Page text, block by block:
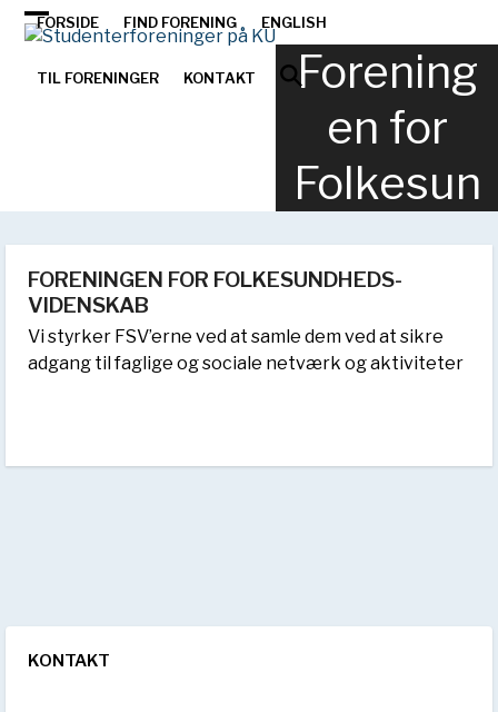
SkipFORSIDE FIND FORENING ENGLISH
TIL FORENINGER KONTAKT
Open
mobile
Close
mobile
Forening
en for
Folkesun
dheds-
videnska
b
FORENINGEN FOR FOLKESUNDHEDS-
VIDENSKAB
Vi styrker FSV’erne ved at samle dem ved at sikre
adgang til faglige og sociale netværk og aktiviteter
KONTAKT